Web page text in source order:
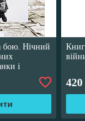
бою. Нічний
і
420